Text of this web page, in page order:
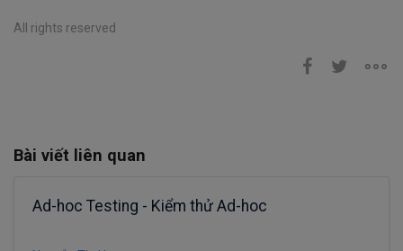
All rights reserved
Bài viết liên quan
Ad-hoc Testing - Kiểm thử Ad-hoc